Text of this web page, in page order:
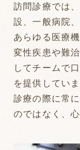
訪問診療では
設、一般病院
あらゆる医療
変性疾患や難
してチームで
を提供していま
診療の際に常
のではなく、